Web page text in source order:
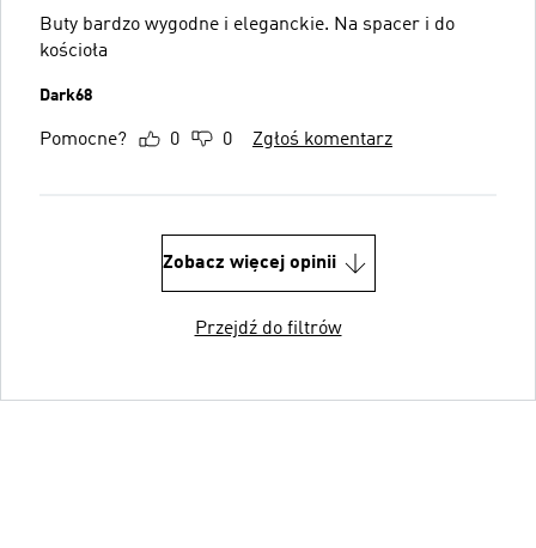
Buty bardzo wygodne i eleganckie. Na spacer i do
kościoła
Dark68
Pomocne? 0 0 Zgłoś komentarz
Zobacz więcej opinii
Przejdź do filtrów